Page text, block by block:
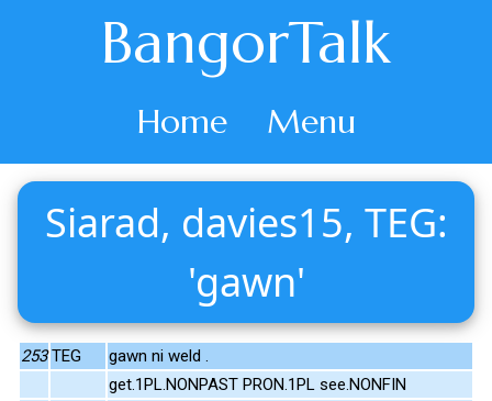
BangorTalk
Home Menu
Siarad, davies15, TEG:
'gawn'
253 TEG
gawn ni weld .
get.1PL.NONPAST PRON.1PL see.NONFIN